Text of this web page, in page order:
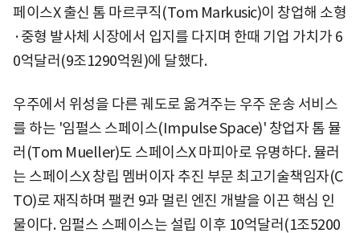
페이스X 출신 톰 마르쿠직(Tom Markusic)이 창업해 소형
·중형 발사체 시장에서 입지를 다지며 한때 기업 가치가 6
0억달러(9조1290억원)에 달했다.
우주에서 위성을 다른 궤도로 옮겨주는 우주 운송 서비스
를 하는 '임펄스 스페이스(Impulse Space)' 창업자 톰 뮬
러(Tom Mueller)도 스페이스X 마피아로 유명하다. 뮬러
는 스페이스X 창립 멤버이자 추진 부문 최고기술책임자(C
TO)로 재직하며 팰컨 9과 멀린 엔진 개발을 이끈 핵심 인
물이다. 임펄스 스페이스는 설립 이후 10억달러(1조5200